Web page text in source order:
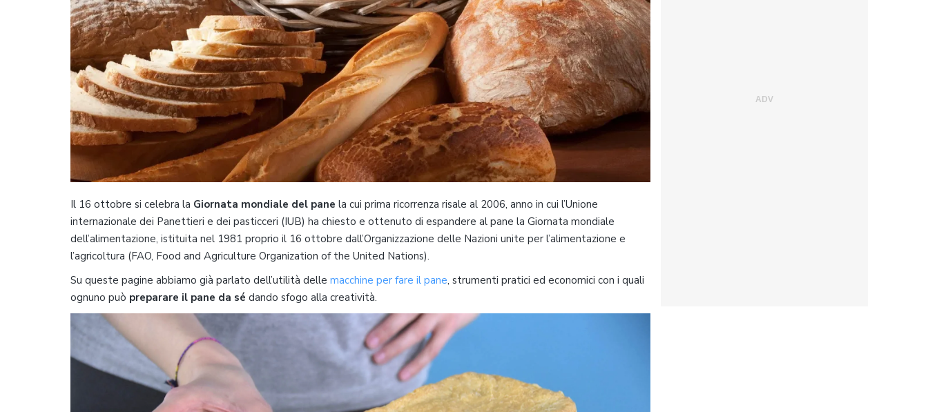
Il 16 ottobre si celebra la Giornata mondiale del pane la cui prima ricorrenza risale al 2006, anno in cui l’Unione
internazionale dei Panettieri e dei pasticceri (IUB) ha chiesto e ottenuto di espandere al pane la Giornata mondiale
dell’alimentazione, istituita nel 1981 proprio il 16 ottobre dall’Organizzazione delle Nazioni unite per l’alimentazione e
l’agricoltura (FAO, Food and Agriculture Organization of the United Nations).
Su queste pagine abbiamo già parlato dell’utilità delle macchine per fare il pane, strumenti pratici ed economici con i quali
ognuno può preparare il pane da sé dando sfogo alla creatività.